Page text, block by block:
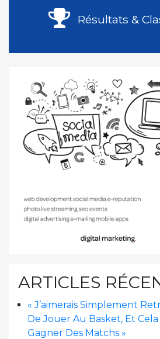
Résultats &
ARTICLES
« J’aimerais Simplement
De Jouer Au Basket, Et
Gagner Des Matchs »